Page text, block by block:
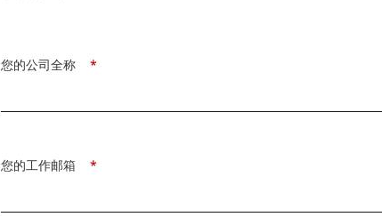
*
您的公司全称
*
您的工作邮箱